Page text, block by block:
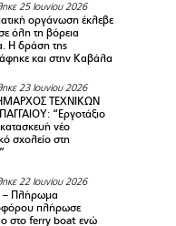
25 Ιουνίου 2026
οργάνωση έκλεβε
όλη τη βόρεια
Η δράση της
και στην Καβάλα
23 Ιουνίου 2026
ΤΕΧΝΙΚΩΝ
“Εργοτάξιο
νέο
σχολείο στη
22 Ιουνίου 2026
Πλήρωμα
πλήρωσε
στο ferry boat ενώ